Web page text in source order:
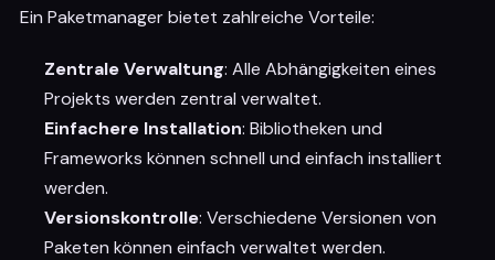
Ein Paketmanager bietet zahlreiche Vorteile:
Zentrale Verwaltung: Alle Abhängigkeiten eines
Projekts werden zentral verwaltet.
Einfachere Installation: Bibliotheken und
Frameworks können schnell und einfach installiert
werden.
Versionskontrolle: Verschiedene Versionen von
Paketen können einfach verwaltet werden.